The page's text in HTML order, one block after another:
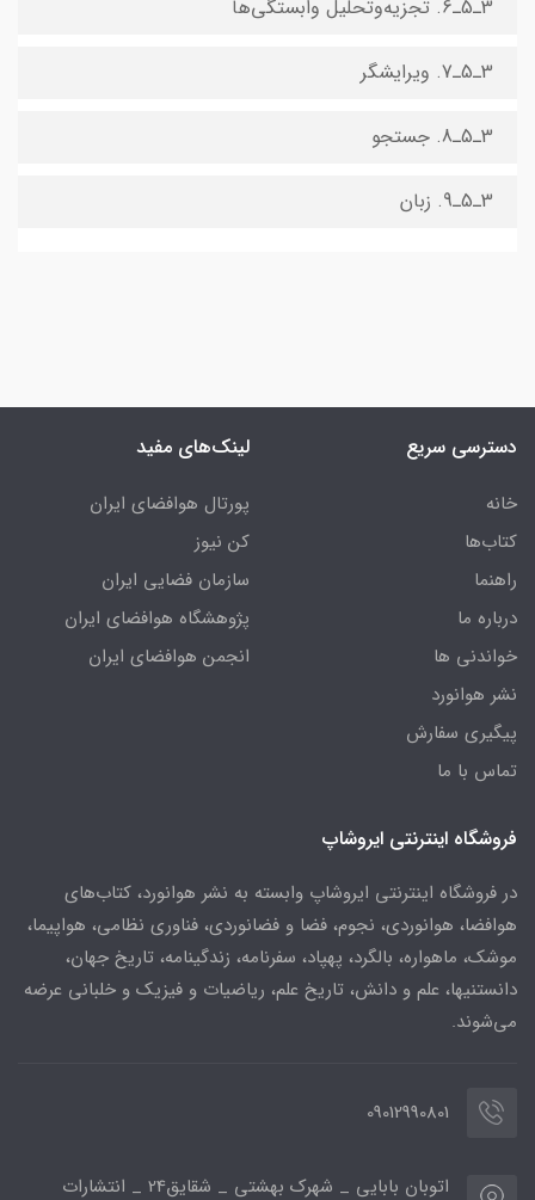
3ـ5ـ6. تجزیه‌وتحلیل وابستگی‌ها
3ـ5ـ7. ویرایشگر
3ـ5ـ8. جستجو
3ـ5ـ9. زبان
دسترسی سریع
خانه
کتاب‌ها
راهنما
درباره ما
خواندنی ها
نشر هوانورد
پیگیری سفارش
تماس با ما
لینک‌های مفید
پورتال هوافضای ایران
کن نیوز
سازمان فضایی ایران
پژوهشگاه هوافضای ایران
انجمن هوافضای ایران
فروشگاه اینترنتی ایروشاپ
در فروشگاه اینترنتی ایروشاپ وابسته به نشر هوانورد، کتاب‌های
هوافضا، هوانوردی، نجوم، فضا و فضانوردی، فناوری نظامی، هواپیما،
موشک، ماهواره، بالگرد، پهپاد، سفرنامه، زندگینامه، تاریخ جهان،
دانستنیها، علم و دانش، تاریخ علم، ریاضیات و فیزیک و خلبانی عرضه
می‌شوند.
09012990801
اتوبان بابایی _ شهرک بهشتی _ شقایق24 _ انتشارات